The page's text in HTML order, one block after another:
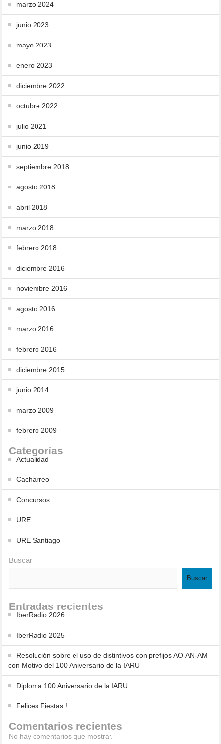
marzo 2024
junio 2023
mayo 2023
enero 2023
diciembre 2022
octubre 2022
julio 2021
junio 2019
septiembre 2018
agosto 2018
abril 2018
marzo 2018
febrero 2018
diciembre 2016
noviembre 2016
agosto 2016
marzo 2016
febrero 2016
diciembre 2015
junio 2014
marzo 2009
febrero 2009
Categorías
Actualidad
Cacharreo
Concursos
URE
URE Santiago
Buscar
Buscar
Entradas recientes
IberRadio 2026
IberRadio 2025
Resolución sobre el uso de distintivos con prefijos AO-AN-AM
con Motivo del 100 Aniversario de la IARU
Diploma 100 Aniversario de la IARU
Felices Fiestas !
Comentarios recientes
No hay comentarios que mostrar.